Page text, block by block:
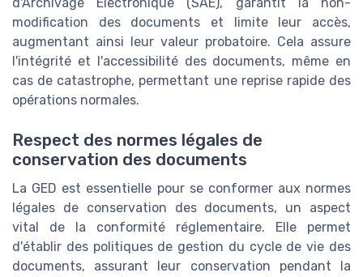
d'Archivage Électronique (SAE), garantit la non-
modification des documents et limite leur accès,
augmentant ainsi leur valeur probatoire. Cela assure
l'intégrité et l'accessibilité des documents, même en
cas de catastrophe, permettant une reprise rapide des
opérations normales.
Respect des normes légales de
conservation des documents
La GED est essentielle pour se conformer aux normes
légales de conservation des documents, un aspect
vital de la conformité réglementaire. Elle permet
d'établir des politiques de gestion du cycle de vie des
documents, assurant leur conservation pendant la